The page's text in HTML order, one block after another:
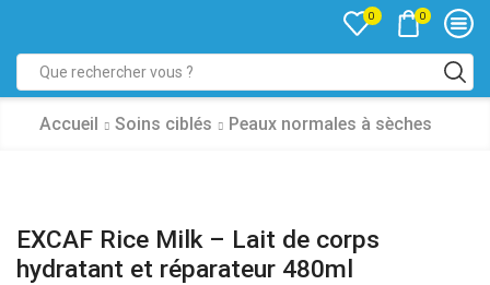
0 0
Accueil Soins ciblés Peaux normales à sèches
EXCAF Rice Milk – Lait de corps
hydratant et réparateur 480ml